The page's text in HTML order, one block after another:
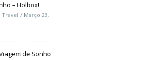
– Holbox!
Travel
Março 23,
de Sonho